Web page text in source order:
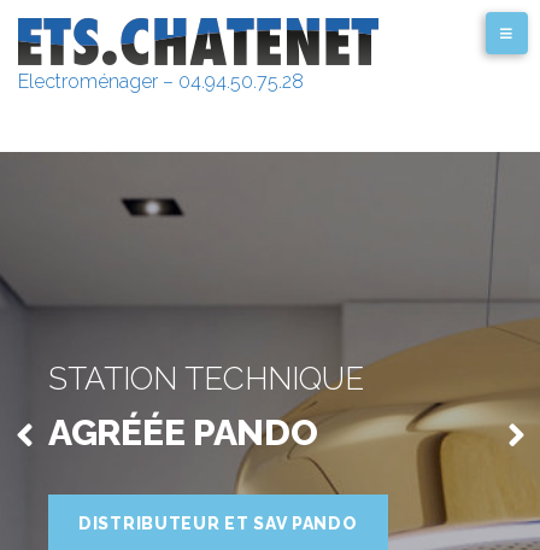
Electroménager – 04.94.50.75.28
STATION TECHNIQUE
AGRÉÉE PANDO
DISTRIBUTEUR ET SAV PANDO